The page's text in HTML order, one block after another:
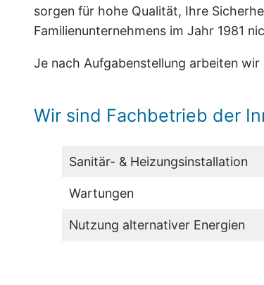
sorgen für hohe Qualität, Ihre
Familienunternehmens im Jahr 1981
Je nach Aufgabenstellung arbeiten
Wir sind Fachbetrieb der
Sanitär- & Heizungsinstallation
Wartungen
Nutzung alternativer Energien